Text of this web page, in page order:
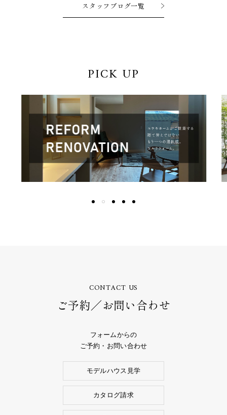
スタッフブログ一覧
PICK UP
CONTACT US
ご予約／お問い合わせ
フォームからの
ご予約・お問い合わせ
モデルハウス見学
カタログ請求